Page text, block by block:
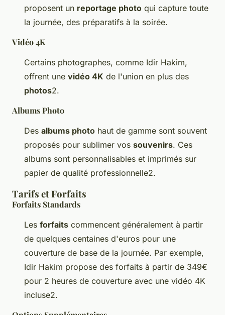
proposent un reportage photo qui capture toute
la journée, des préparatifs à la soirée.
Vidéo 4K
Certains photographes, comme Idir Hakim,
offrent une vidéo 4K de l'union en plus des
photos2.
Albums Photo
Des albums photo haut de gamme sont souvent
proposés pour sublimer vos souvenirs. Ces
albums sont personnalisables et imprimés sur
papier de qualité professionnelle2.
Tarifs et Forfaits
Forfaits Standards
Les forfaits commencent généralement à partir
de quelques centaines d'euros pour une
couverture de base de la journée. Par exemple,
Idir Hakim propose des forfaits à partir de 349€
pour 2 heures de couverture avec une vidéo 4K
incluse2.